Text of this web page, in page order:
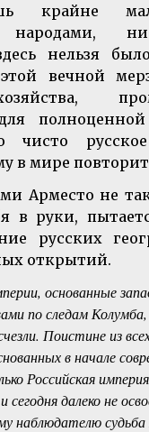
крайне
народами,
нельзя
вечной
полноценной
русское
в мире
Арместо не
в руки,
русских
открытий.
основанные
по следам
Поистине из
в начале
Российская
сегодня далеко не
наблюдателю